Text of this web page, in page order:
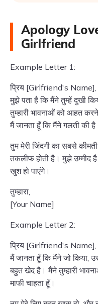
Apology
Girlfriend
Example Letter 1:
प्रिय [Girlfriend's Name],
मुझे पता है कि मैंने तुम्हें दुखी
तुम्हारी भावनाओं को आहत
मैं जानता हूँ कि मैंने गलती की
तुम मेरी जिंदगी का सबसे
तकलीफ होती है। मुझे उम्मीद
खुश हो पाएंगे।
तुम्हारा,
[Your Name]
Example Letter 2:
प्रिय [Girlfriend's Name],
मैं जानता हूँ कि मैंने जो
बहुत खेद है। मैंने तुम्हारी
माफी चाहता हूँ।